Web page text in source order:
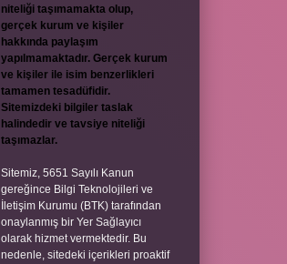
niteliği taşımamakta olup,
gerçek kurum ve kişiler
hakkında paylaşım
yapılmamaktadır. Gerçek kurum
ve kişiler ile isim benzerlikleri
tamamen tesadüfidir.
Sitemizdeki bilgiler taslak
halindedir ve tavsiye niteliği
taşımazlar.
Sitemiz, 5651 Sayılı Kanun
gereğince Bilgi Teknolojileri ve
İletişim Kurumu (BTK) tarafından
onaylanmış bir Yer Sağlayıcı
olarak hizmet vermektedir. Bu
nedenle, sitedeki içerikleri proaktif